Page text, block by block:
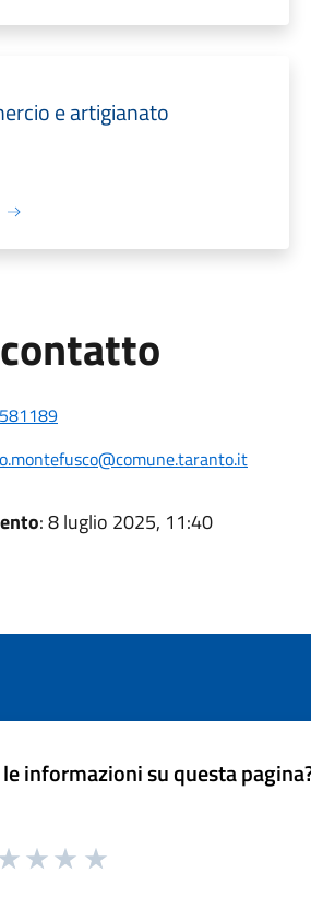
e artigianato
: 8 luglio 2025, 11:40
informazioni su questa